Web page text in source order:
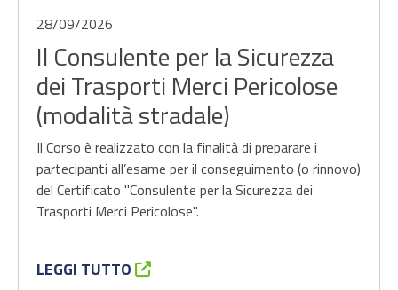
28/09/2026
Il Consulente per la Sicurezza
dei Trasporti Merci Pericolose
(modalità stradale)
Il Corso è realizzato con la finalità di preparare i
partecipanti all’esame per il conseguimento (o rinnovo)
del Certificato "Consulente per la Sicurezza dei
Trasporti Merci Pericolose".
LEGGI TUTTO